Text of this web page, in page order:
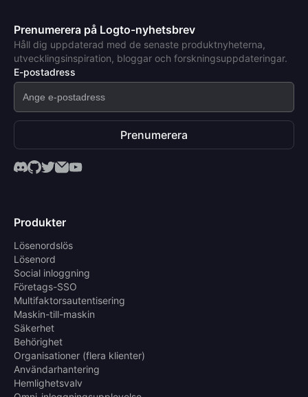
Prenumerera på Logto-nyhetsbrev
Håll dig uppdaterad med de senaste produktnyheterna,
utvecklingsinspiration, bloggar och forskningsuppdateringar.
E-postadress
Prenumerera
Produkter
Lösenordslös
Lösenord
Social inloggning
Företags-SSO
Multifaktorsautentisering
Maskin-till-maskin
Säkerhet
Behörighet
Organisationer (flera klienter)
Användarhantering
Hemlighetsvalv